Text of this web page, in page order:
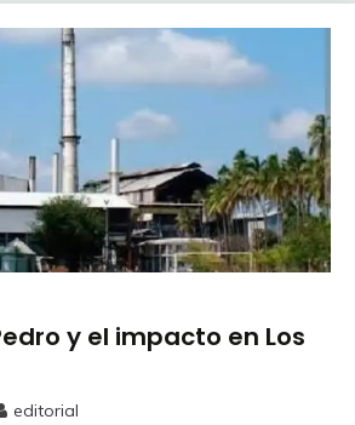
y el impacto en Los
editorial